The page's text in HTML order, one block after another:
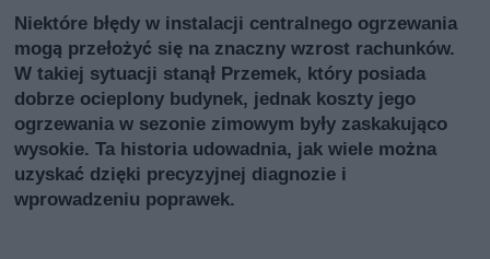
Niektóre błędy w instalacji centralnego ogrzewania
mogą przełożyć się na znaczny wzrost rachunków.
W takiej sytuacji stanął Przemek, który posiada
dobrze ocieplony budynek, jednak koszty jego
ogrzewania w sezonie zimowym były zaskakująco
wysokie. Ta historia udowadnia, jak wiele można
uzyskać dzięki precyzyjnej diagnozie i
wprowadzeniu poprawek.